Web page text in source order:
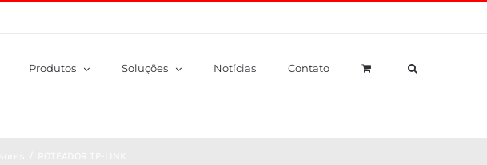
Produtos Soluções Notícias Contato